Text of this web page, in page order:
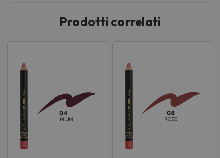
Prodotti correlati